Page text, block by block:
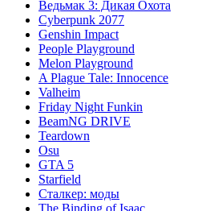
Ведьмак 3: Дикая Охота
Cyberpunk 2077
Genshin Impact
People Playground
Melon Playground
A Plague Tale: Innocence
Valheim
Friday Night Funkin
BeamNG DRIVE
Teardown
Osu
GTA 5
Starfield
Сталкер: моды
The Binding of Isaac